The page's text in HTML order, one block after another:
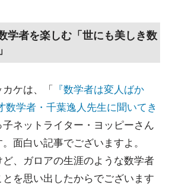
学者を楽しむ「世にも美しき数
ケは、「
『数学者は変人ばか
数学者・千葉逸人先生に聞いてき
子ネットライター・ヨッピーさん
面白い記事でございますよ。
、ガロアの生涯のような数学者
を思い出したからでございます